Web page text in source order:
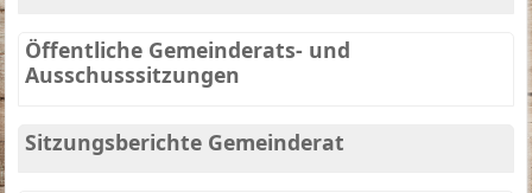
Öffentliche Gemeinderats- und
Ausschusssitzungen
Sitzungsberichte Gemeinderat